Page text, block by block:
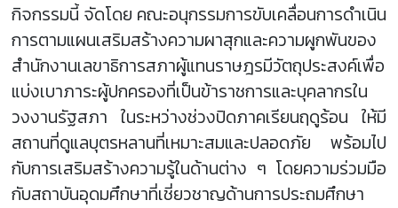
กิจกรรมนี้ จัดโดย คณะอนุกรรมการขับเคลื่อนการดำเนิน
การตามแผนเสริมสร้างความผาสุกและความผูกพันของ
สำนักงานเลขาธิการสภาผู้แทนราษฎรมีวัตถุประสงค์เพื่อ
แบ่งเบาภาระผู้ปกครองที่เป็นข้าราชการและบุคลากรใน
วงงานรัฐสภา ในระหว่างช่วงปิดภาคเรียนฤดูร้อน ให้มี
สถานที่ดูแลบุตรหลานที่เหมาะสมและปลอดภัย พร้อมไป
กับการเสริมสร้างความรู้ในด้านต่าง ๆ โดยความร่วมมือ
กับสถาบันอุดมศึกษาที่เชี่ยวชาญด้านการประถมศึกษา